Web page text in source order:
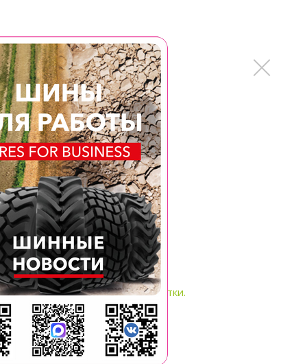
Строительные шины BKT.
Многоцелевая техника,
автокраны, фронтальные
погрузчики и бульдозеры,
грейдеры, пневмоколесные катки.
2023